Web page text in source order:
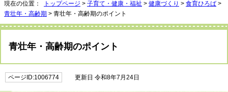
現在の位置： トップページ > 子育て・健康・福祉 > 健康づくり > 食育ひろば >
青壮年・高齢期 > 青壮年・高齢期のポイント
青壮年・高齢期のポイント
ページID:1006774 更新日 令和8年7月24日